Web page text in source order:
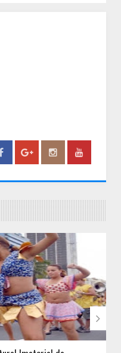
MIGHT BE LOOKING FOR
